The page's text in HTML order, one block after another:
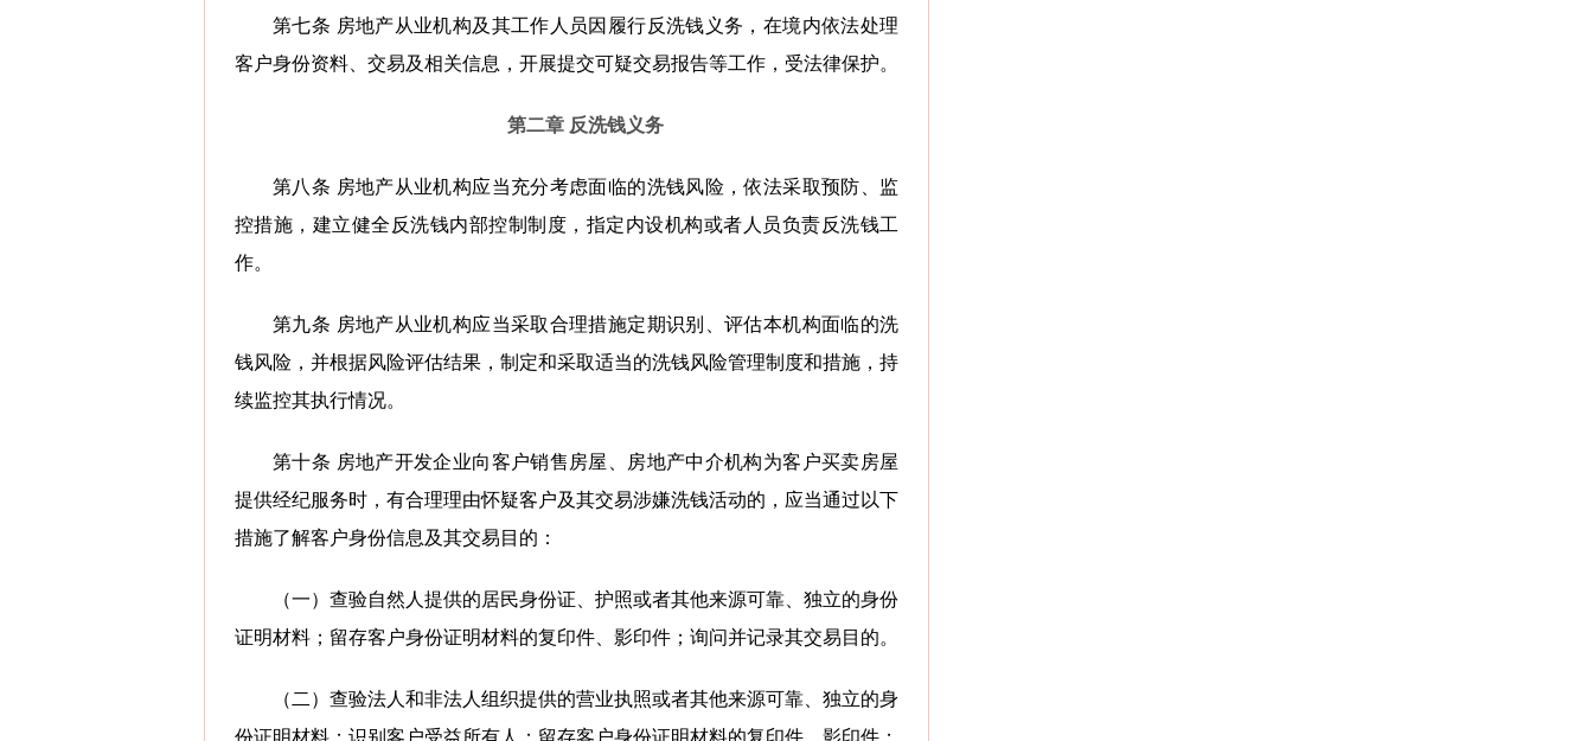
第七条 房地产从业机构及其工作人员因履行反洗钱义务，在境内依法处理
客户身份资料、交易及相关信息，开展提交可疑交易报告等工作，受法律保护。
第二章 反洗钱义务
第八条 房地产从业机构应当充分考虑面临的洗钱风险，依法采取预防、监
控措施，建立健全反洗钱内部控制制度，指定内设机构或者人员负责反洗钱工
作。
第九条 房地产从业机构应当采取合理措施定期识别、评估本机构面临的洗
钱风险，并根据风险评估结果，制定和采取适当的洗钱风险管理制度和措施，持
续监控其执行情况。
第十条 房地产开发企业向客户销售房屋、房地产中介机构为客户买卖房屋
提供经纪服务时，有合理理由怀疑客户及其交易涉嫌洗钱活动的，应当通过以下
措施了解客户身份信息及其交易目的：
（一）查验自然人提供的居民身份证、护照或者其他来源可靠、独立的身份
证明材料；留存客户身份证明材料的复印件、影印件；询问并记录其交易目的。
（二）查验法人和非法人组织提供的营业执照或者其他来源可靠、独立的身
份证明材料；识别客户受益所有人；留存客户身份证明材料的复印件、影印件；